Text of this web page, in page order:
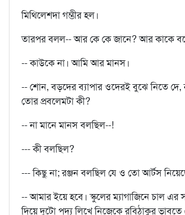
মিথিলেশদা গম্ভীর হল।
তারপর বলল-- আর কে কে জানে? আর কাকে
-- কাউকে না। আমি আর মানস।
-- শোন, বড়দের ব্যাপার ওদেরই বুঝে নিতে দে,
তোর প্রবলেমটা কী?
-- না মানে মানস বলছিল--!
--- কী বলছিল?
--- কিছু না; রঞ্জন বলছিল যে ও তো আর্টস
-- আমার ইয়ে হবে। স্কুলের ম্যাগাজিনে চাল এর
দিয়ে দুটো পদ্য লিখে নিজেকে রবিঠাকুর ভাবতে